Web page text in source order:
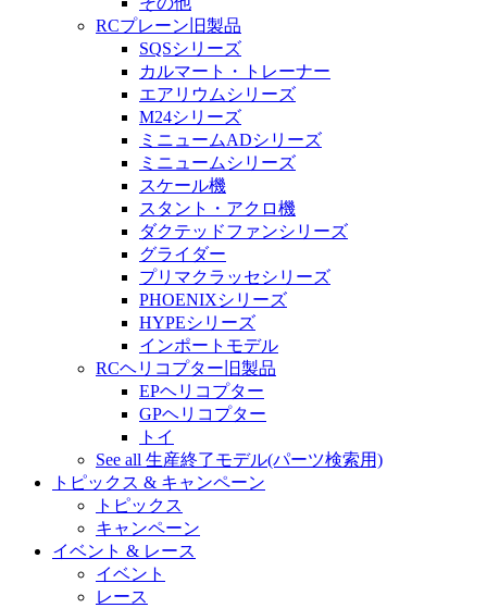
RCプレーン旧製品
SQSシリーズ
カルマート・トレーナー
エアリウムシリーズ
M24シリーズ
ミニュームADシリーズ
ミニュームシリーズ
スケール機
スタント・アクロ機
ダクテッドファンシリーズ
グライダー
プリマクラッセシリーズ
PHOENIXシリーズ
HYPEシリーズ
インポートモデル
RCヘリコプター旧製品
EPヘリコプター
GPヘリコプター
トイ
See all 生産終了モデル(パーツ検索用)
トピックス & キャンペーン
トピックス
キャンペーン
イベント & レース
イベント
レース